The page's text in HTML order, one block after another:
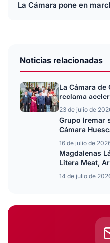
La Cámara pone en
Noticias relacionadas
La Cámara de
reclama
23 de julio de
Grupo Iremar
Cámara
16 de julio de
Magdalenas
Litera Meat,
14 de julio de